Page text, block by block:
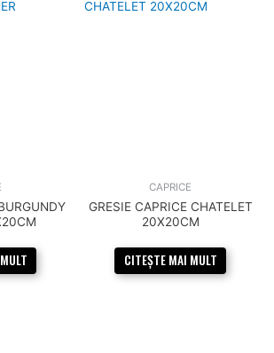
CAPRICE
GRESIE CAPRICE CHATELET
20X20CM
CITEȘTE MAI MULT